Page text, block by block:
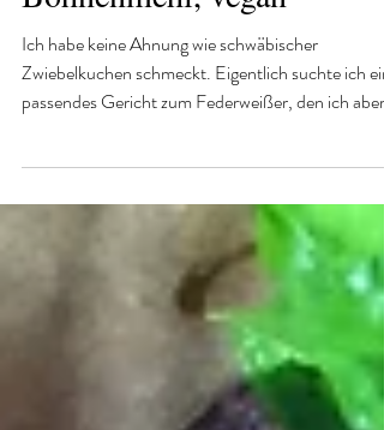
Zwiebelkuchen mit weißem
Bohnenmehl, vegan
Ich habe keine Ahnung wie schwäbischer